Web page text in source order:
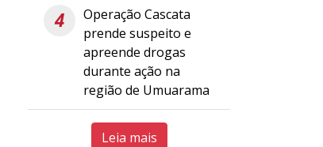
4
Operação Cascata
prende suspeito e
apreende drogas
durante ação na
região de Umuarama
Leia mais